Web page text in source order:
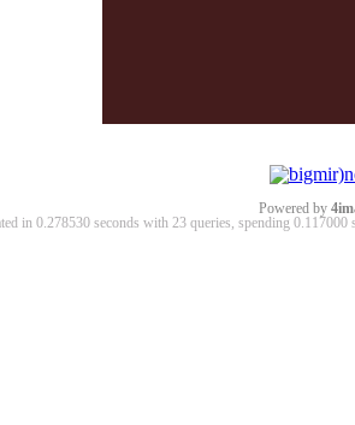
Powered by
in 0.278530 seconds with 23 queries, spending